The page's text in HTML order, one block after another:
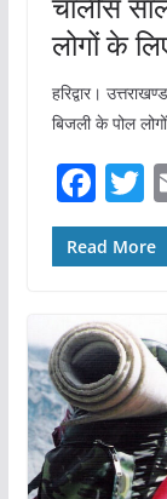
लोगों के
हरिद्वार।
बिजली के पोल
F
a
c
b
o
o
k
T
Read More